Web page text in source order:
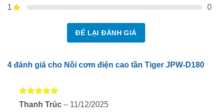
Dung tích lớn 1.8L – Phù hợp gia đình 4–10 người
1
0
ĐỂ LẠI ĐÁNH GIÁ
4 đánh giá cho Nồi cơm điện cao tần Tiger JPW-D180
Được xếp
Thanh Trúc – 11/12/2025